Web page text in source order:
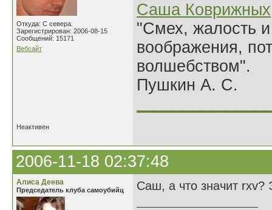
Откуда: С севера.
Зарегистрирован: 2006-08-15
Сообщений: 15171
Вебсайт
Саша Коврижных
"Смех, жалость
воображения,
волшебством".
Пушкин А. С.
Неактивен
2006-11-18 02:37:48
Алиса Деева
Председатель клуба самоубийц Саш, а что значит rxv?